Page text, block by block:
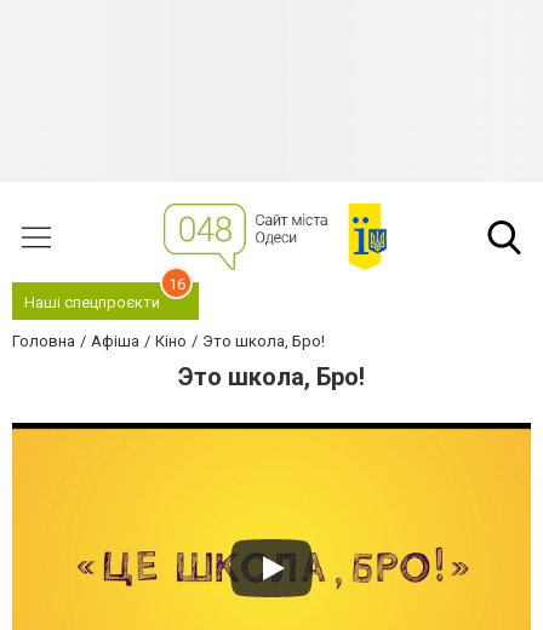
Наші спецпроєкти
16
Головна Афіша Кіно Это школа, Бро!
Это школа, Бро!